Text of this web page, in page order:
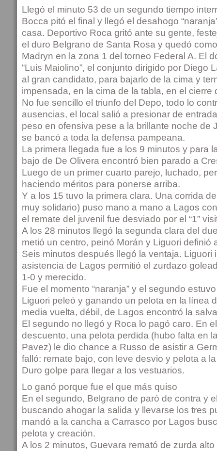
Llegó el minuto 53 de un segundo tiempo
Bocca pitó el final y llegó el desahogo
casa. Deportivo Roca gritó ante su gente,
el duro Belgrano de Santa Rosa y quedó
Madryn en la zona 1 del torneo Federal A. El
“Luis Maiolino”, el conjunto dirigido por Diego
al gran candidato, para bajarlo de la cima y
impensada, en la cima de la tabla, en el cierre
No fue sencillo el triunfo del Depo, todo lo
ausencias, el local salió a presionar de
peso en ofensiva pese a la brillante noche de
se bancó a toda la defensa pampeana.
La primera llegada fue a los 9 minutos y para
bajo de De Olivera encontró bien parado a
Luego de un primer cuarto parejo, luchado,
haciendo méritos para ponerse arriba.
Y a los 15 tuvo la primera clara. Una corrida
muy solidario) puso mano a mano a Lagos
el remate del juvenil fue desviado por el “1”
A los 28 minutos llegó la segunda clara del
metió un centro, peinó Morán y Liguori definió
Seis minutos después llegó la ventaja. Liguori
asistencia de Lagos permitió el zurdazo
1-0 y merecido.
Fue el momento “naranja” y el segundo
Liguori peleó y ganando un pelota en la línea
media vuelta, débil, de Lagos encontró la
El segundo no llegó y Roca lo pagó caro. En
descuento, una pelota perdida (hubo falta en
Pavez) le dio chance a Russo de asistir a
falló: remate bajo, con leve desvio y pelota a
Duro golpe para llegar a los vestuarios.
Lo ganó porque fue el que más quiso
En el segundo, Belgrano de paró de contra y
buscando ahogar la salida y llevarse los tres
mandó a la cancha a Carrasco por Lagos
pelota y creación.
A los 2 minutos, Guevara remató de zurda